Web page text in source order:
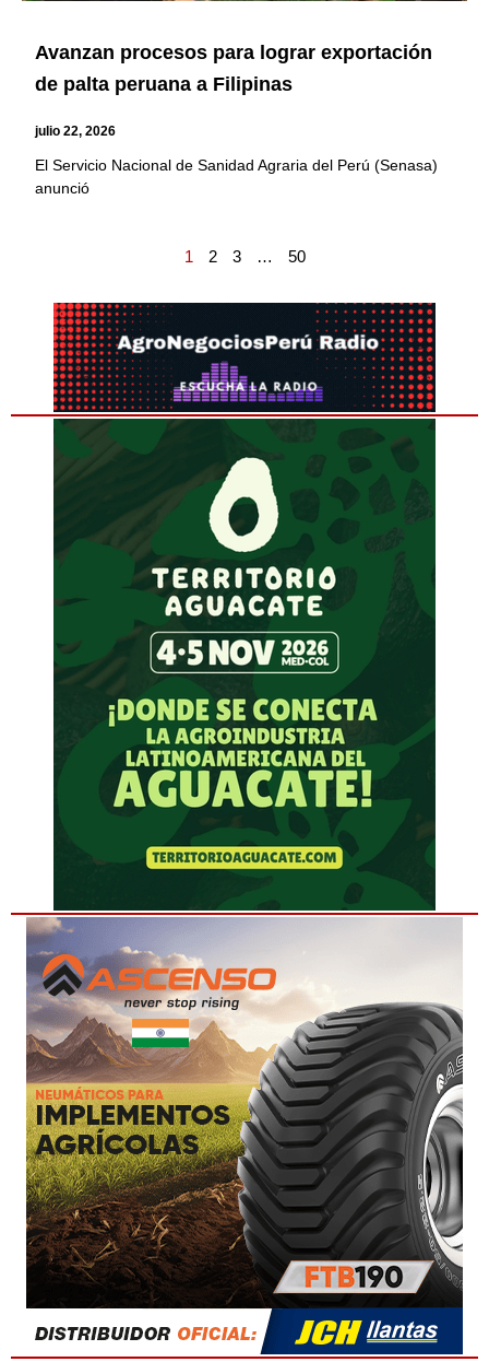
Avanzan procesos para lograr exportación
de palta peruana a Filipinas
julio 22, 2026
El Servicio Nacional de Sanidad Agraria del Perú (Senasa)
anunció
1 2 3 … 50